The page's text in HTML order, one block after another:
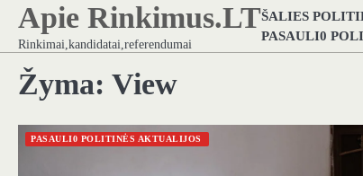
Skip
content
Apie Rinkimus.LT
Rinkimai,kandidatai,referendumai
ŠALIES
PASAULI0
Žyma: View
PASAULI0 POLITINĖS AKTUALIJOS